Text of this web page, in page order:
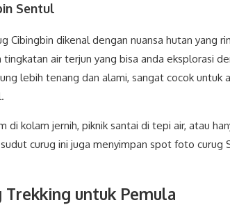
Sentul
Cibingbin dikenal dengan nuansa hutan yang
air terjun yang bisa anda eksplorasi
lebih tenang dan alami, sangat cocok untuk
di kolam jernih, piknik santai di tepi air, atau
curug ini juga menyimpan spot foto curug
Trekking untuk Pemula